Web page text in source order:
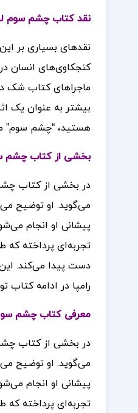
نقد کتاب چشم سوم
نقدهای بسیاری بر
کنجکاوی‌های انسان
ماجراهای کتاب شک
بیشتر به عنوان یک
هستید، “چشم سوم”
بخشی از کتاب چشم
در بخشی از کتاب
می‌گوید. او توضیح
پیشانی او انجام
تجربه‌ای پرداخته که
دست پیدا می‌کند.
رامپا در ادامه کتاب
معرفی کتاب چشم
در بخشی از کتاب
می‌گوید. او توضیح
پیشانی او انجام
تجربه‌ای پرداخته که